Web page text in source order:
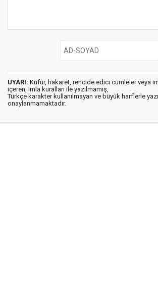
UYARI: Küfür, hakaret, rencide edici cümleler veya
içeren, imla kuralları ile yazılmamış,
Türkçe karakter kullanılmayan ve büyük harflerle
onaylanmamaktadır.